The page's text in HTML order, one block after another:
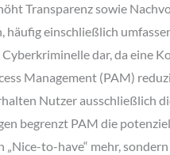
Transparenz sowie
einschließlich
dar, da eine
Management (PAM)
Nutzer ausschließlich
begrenzt PAM die
to-have“ mehr,